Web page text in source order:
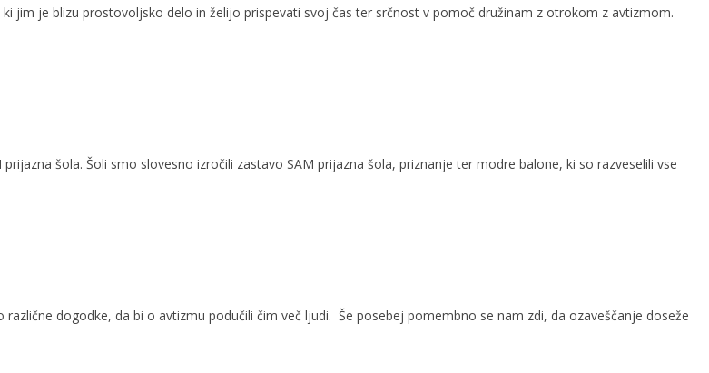
jim je blizu prostovoljsko delo in želijo prispevati svoj čas ter srčnost v pomoč družinam z otrokom z avtizmom.
šola. Šoli smo slovesno izročili zastavo SAM prijazna šola, priznanje ter modre balone, ki so razveselili vse
dogodke, da bi o avtizmu podučili čim več ljudi. Še posebej pomembno se nam zdi, da ozaveščanje doseže